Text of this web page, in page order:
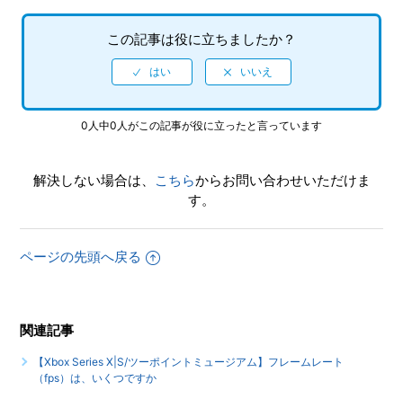
ット（ゲーム進行状況）を任意のスロットだけ個別に削除で
【Xbox Series X|S/ツーポイントミュージアム】対応映像出
力は何ですか
【Xbox Series X|S/ツーポイントミュージアム】ゲームの進
行状況はいくつセーブできますか
【Xbox Series X|S/ツーポイントミュージアム】どのような
内容がセーブされますか
【Xbox Series X|S/ツーポイントミュージアム】作成される
セーブファイルの必要容量を教えてください
この記事は役に立ちましたか？
0人中0人がこの記事が役に立ったと言っています
解決しない場合は、 こちらからお問い合わせいただけま
す。
ページの先頭へ戻る
関連記事
【Xbox Series X|S/ツーポイントミュージアム】フレームレート
（fps）は、いくつですか